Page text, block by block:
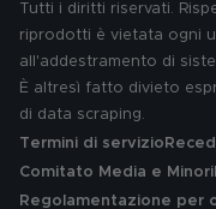
Tutti i diritti riservati.
riprodotti è vietata ogni
all'addestramento di
È altresì fatto divieto
di data scraping.
Termini di servizio
Comitato Media e Minori
Regolamentazione per